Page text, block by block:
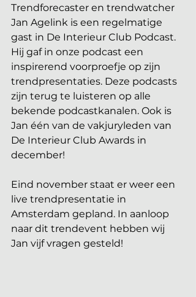
Trendforecaster en trendwatcher
Jan Agelink is een regelmatige
gast in De Interieur Club Podcast.
Hij gaf in onze podcast een
inspirerend voorproefje op zijn
trendpresentaties. Deze podcasts
zijn terug te luisteren op alle
bekende podcastkanalen. Ook is
Jan één van de vakjuryleden van
De Interieur Club Awards in
december!
Eind november staat er weer een
live trendpresentatie in
Amsterdam gepland. In aanloop
naar dit trendevent hebben wij
Jan vijf vragen gesteld!